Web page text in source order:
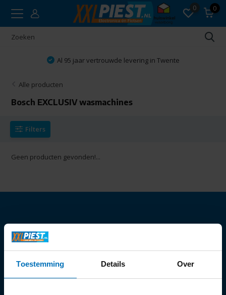
Toestemming Details Over
0 0
Al 95 jaar vertrouwde levering in Twente
Alle producten
Bosch EXCLUSIV wasmachines
Filters
Geen producten gevonden!...
Openingstijden:
Ma:
13:30 - 18:00 uur
Di t/m vr:09:30 - 18:00 uur